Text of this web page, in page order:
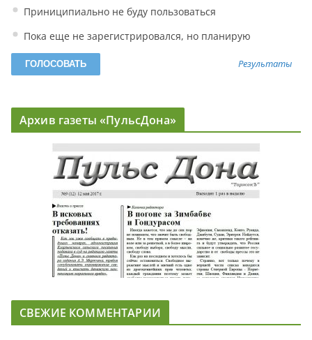
Приниципиально не буду пользоваться
Пока еще не зарегистрировался, но планирую
Результаты
Архив газеты «ПульсДона»
СВЕЖИЕ КОММЕНТАРИИ